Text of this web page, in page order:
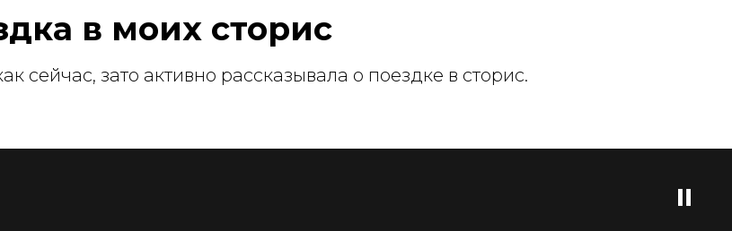
в моих сторис
сейчас, зато активно рассказывала о поездке в сторис.